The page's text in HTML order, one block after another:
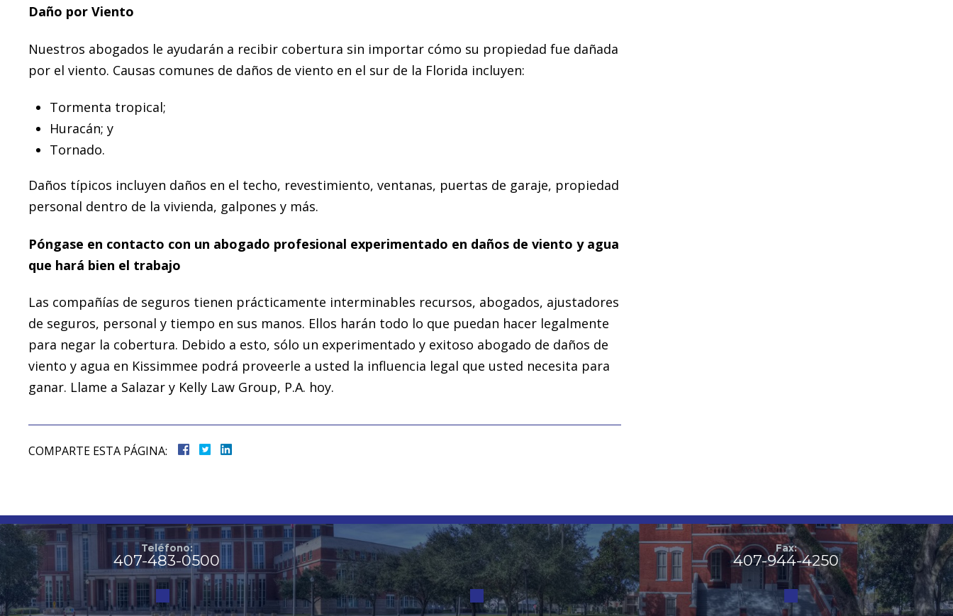
Daño por Viento
Nuestros abogados le ayudarán a recibir cobertura sin importar cómo su propiedad fue dañada
por el viento. Causas comunes de daños de viento en el sur de la Florida incluyen:
Tormenta tropical;
Huracán; y
Tornado.
Daños típicos incluyen daños en el techo, revestimiento, ventanas, puertas de garaje, propiedad
personal dentro de la vivienda, galpones y más.
Póngase en contacto con un abogado profesional experimentado en daños de viento y agua
que hará bien el trabajo
Las compañías de seguros tienen prácticamente interminables recursos, abogados, ajustadores
de seguros, personal y tiempo en sus manos. Ellos harán todo lo que puedan hacer legalmente
para negar la cobertura. Debido a esto, sólo un experimentado y exitoso abogado de daños de
viento y agua en Kissimmee podrá proveerle a usted la influencia legal que usted necesita para
ganar. Llame a Salazar y Kelly Law Group, P.A. hoy.
COMPARTE ESTA PÁGINA:
Teléfono:
407-483-0500
Fax:
407-944-4250